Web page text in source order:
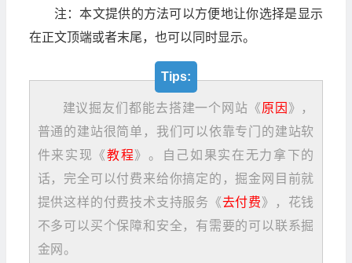
注：本文提供的方法可以方便地让你选择是显示
在正文顶端或者末尾，也可以同时显示。
Tips:
建议掘友们都能去搭建一个网站《原因 》，
普通的建站很简单，我们可以依靠专门的建站软
件来实现《教程》。自己如果实在无力拿下的
话，完全可以付费来给你搞定的，掘金网目前就
提供这样的付费技术支持服务《去付费》，花钱
不多可以买个保障和安全，有需要的可以联系掘
金网。